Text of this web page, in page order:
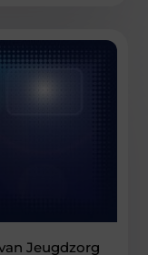
Jeugdzorg